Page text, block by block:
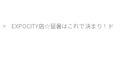
>
EXPOCITY店☆猛暑はこれで決まり！ド